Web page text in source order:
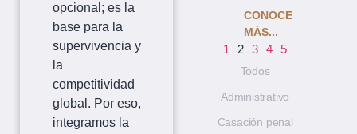
opcional; es la
base para la
supervivencia y
la
competitividad
global. Por eso,
integramos la
CONOCE
MÁS...
1 2 3 4 5
Todos
Administrativo
Casación penal